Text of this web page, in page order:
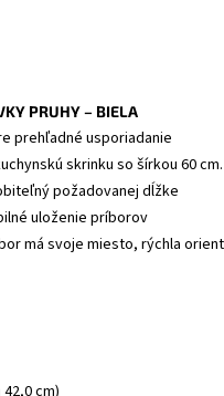
PRUHY – BIELA
prehľadné usporiadanie
skrinku so šírkou 60
požadovanej dĺžke
uloženie príborov
cm)